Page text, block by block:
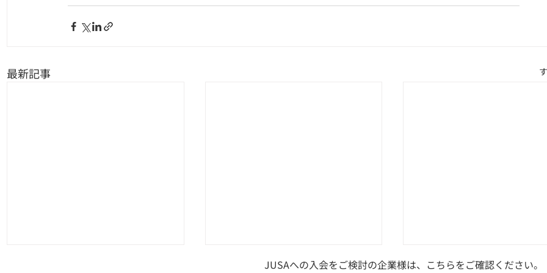
最新記事
総務省通知：FATF声明を
JUSAへの入会をご検討の企業様は、 こちらをご確認ください。